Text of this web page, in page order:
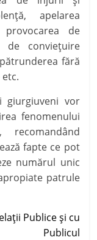
apelarea
de
de conviețuire
fără
giurgiuveni vor
fenomenului
recomandând
fapte ce pot
numărul unic
patrule
Publice şi cu
Publicul